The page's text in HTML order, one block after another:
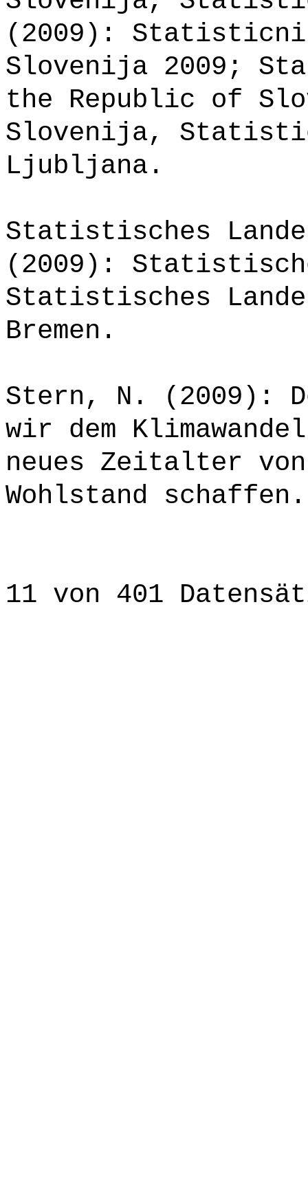
(2009):
Slovenija 2009;
the Republic of
Slovenija,
Ljubljana.
Statistisches
(2009):
Statistisches
Bremen.
Stern, N. (2009):
wir dem
neues Zeitalter von
Wohlstand schaffen.
11 von 401